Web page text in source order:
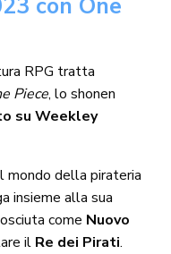
con One
RPG tratta
Piece, lo shonen
su Weekley
mondo della pirateria
insieme alla sua
come Nuovo
il Re dei Pirati.